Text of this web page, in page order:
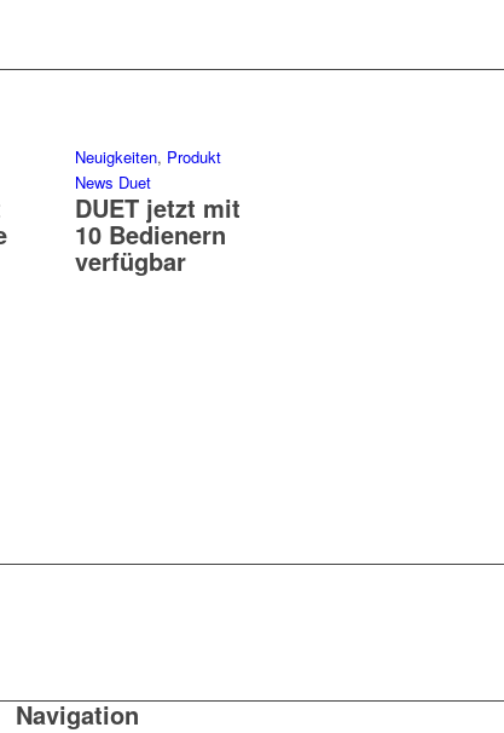
Neuigkeiten, Produkt
News Duet
DUET jetzt mit
10 Bedienern
verfügbar
Navigation